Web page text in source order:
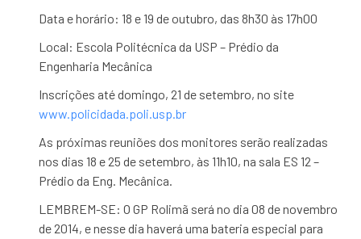
Data e horário: 18 e 19 de outubro, das 8h30 às 17h00
Local: Escola Politécnica da USP – Prédio da
Engenharia Mecânica
Inscrições até domingo, 21 de setembro, no site
www.policidada.poli.usp.br
As próximas reuniões dos monitores serão realizadas
nos dias 18 e 25 de setembro, às 11h10, na sala ES 12 –
Prédio da Eng. Mecânica.
LEMBREM-SE: O GP Rolimã será no dia 08 de novembro
de 2014, e nesse dia haverá uma bateria especial para